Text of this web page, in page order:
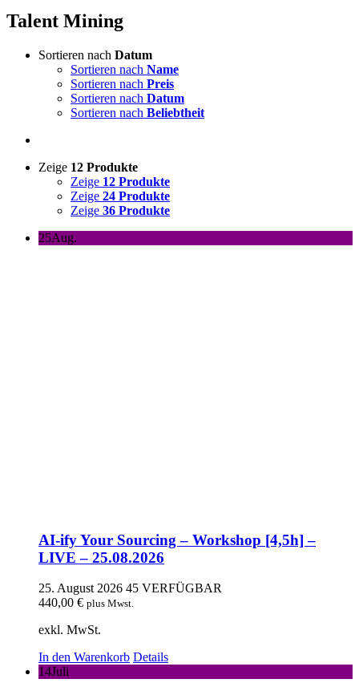
Talent Mining
Sortieren nach Datum
Sortieren nach Name
Sortieren nach Preis
Sortieren nach Datum
Sortieren nach Beliebtheit
Zeige 12 Produkte
Zeige 12 Produkte
Zeige 24 Produkte
Zeige 36 Produkte
25Aug.
AI-ify Your Sourcing – Workshop [4,5h] –
LIVE – 25.08.2026
25. August 2026 45 VERFÜGBAR
440,00 € plus Mwst.
exkl. MwSt.
In den Warenkorb Details
14Juli